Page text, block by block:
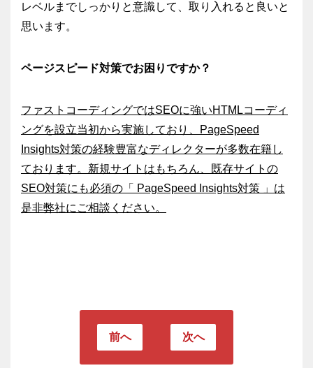
レベルまでしっかりと意識して、取り入れると良いと
思います。
ページスピード対策でお困りですか？
ファストコーディングではSEOに強いHTMLコーディ
ングを設立当初から実施しており、PageSpeed
Insights対策の経験豊富なディレクターが多数在籍し
ております。新規サイトはもちろん、既存サイトの
SEO対策にも必須の「 PageSpeed Insights対策 」は
是非弊社にご相談ください。
前へ 次へ